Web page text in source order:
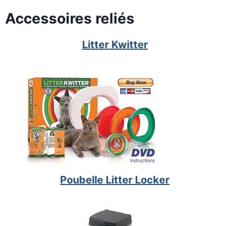
Accessoires reliés
Litter Kwitter
Poubelle Litter Locker